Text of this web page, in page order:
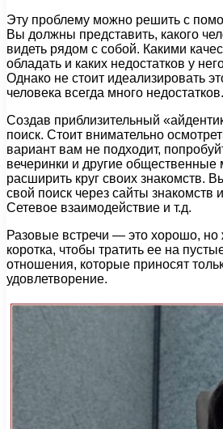
Эту проблему можно решить с
Вы должны представить, какого
видеть рядом с собой. Какими
обладать и каких недостатков у
Однако не стоит идеализировать
человека всегда много недостатков.
Создав приблизительный
поиск. Стоит внимательно
вариант вам не подходит,
вечеринки и другие общественные
расширить круг своих знакомств.
свой поиск через сайты знакомств
Сетевое взаимодействие и т.д.
Разовые встречи — это хорошо, но
коротка, чтобы тратить ее на
отношения, которые приносят
удовлетворение.